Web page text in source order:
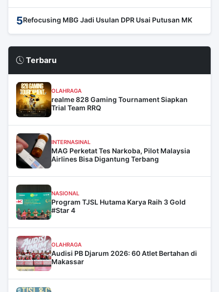
5Refocusing MBG Jadi Usulan DPR Usai Putusan MK
Terbaru
OLAHRAGA
realme 828 Gaming Tournament Siapkan
Trial Team RRQ
INTERNASINAL
MAG Perketat Tes Narkoba, Pilot Malaysia
Airlines Bisa Digantung Terbang
NASIONAL
Program TJSL Hutama Karya Raih 3 Gold
#Star 4
OLAHRAGA
Audisi PB Djarum 2026: 60 Atlet Bertahan di
Makassar